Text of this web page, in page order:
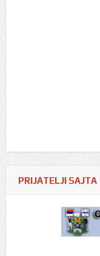
PRIJATELJI SAJTA